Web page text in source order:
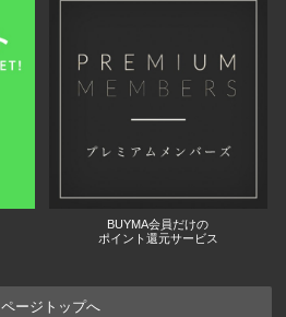
BUYMA会員だけの
ポイント還元サービス
ページトップへ